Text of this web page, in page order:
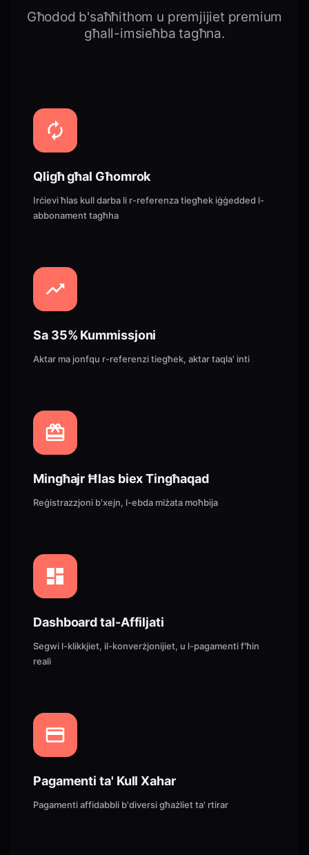
Għodod b'saħħithom u premjijiet premium
għall-imsieħba tagħna.
Qligħ għal Għomrok
Irċievi ħlas kull darba li r-referenza tiegħek iġġedded l-
abbonament tagħha
Sa 35% Kummissjoni
Aktar ma jonfqu r-referenzi tiegħek, aktar taqla' inti
Mingħajr Ħlas biex Tingħaqad
Reġistrazzjoni b'xejn, l-ebda miżata moħbija
Dashboard tal-Affiljati
Segwi l-klikkjiet, il-konverżjonijiet, u l-pagamenti f'ħin
reali
Pagamenti ta' Kull Xahar
Pagamenti affidabbli b'diversi għażliet ta' rtirar